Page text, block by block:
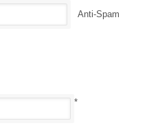
Anti-Spam
*